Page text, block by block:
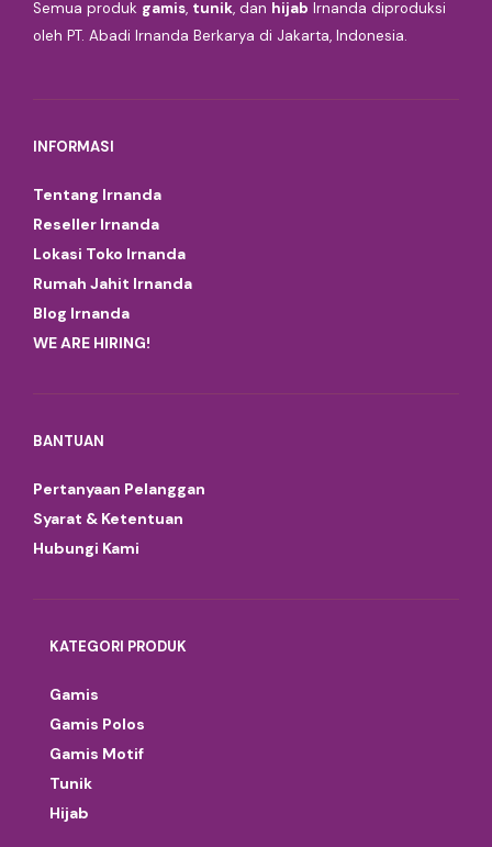
Semua produk gamis, tunik, dan hijab Irnanda diproduksi
oleh PT. Abadi Irnanda Berkarya di Jakarta, Indonesia.
INFORMASI
Tentang Irnanda
Reseller Irnanda
Lokasi Toko Irnanda
Rumah Jahit Irnanda
Blog Irnanda
WE ARE HIRING!
BANTUAN
Pertanyaan Pelanggan
Syarat & Ketentuan
Hubungi Kami
KATEGORI PRODUK
Gamis
Gamis Polos
Gamis Motif
Tunik
Hijab